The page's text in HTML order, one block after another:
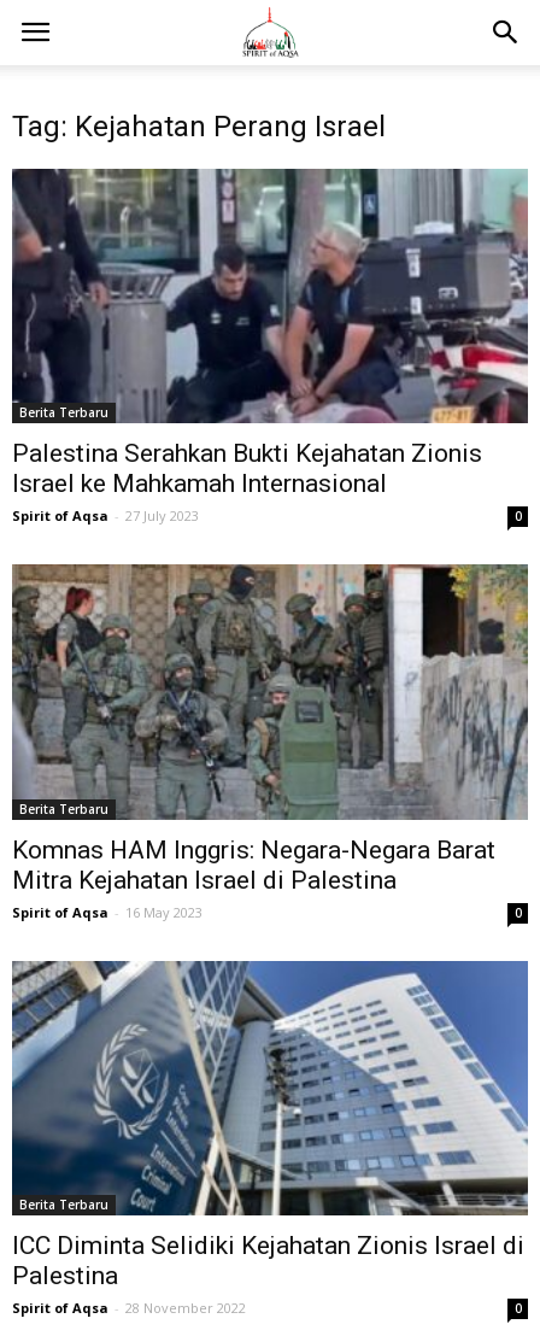
Tag: Kejahatan Perang Israel
Berita Terbaru
Palestina Serahkan Bukti Kejahatan Zionis
Israel ke Mahkamah Internasional
Spirit of Aqsa - 27 July 2023 0
Berita Terbaru
Komnas HAM Inggris: Negara-Negara Barat
Mitra Kejahatan Israel di Palestina
Spirit of Aqsa - 16 May 2023 0
Berita Terbaru
ICC Diminta Selidiki Kejahatan Zionis Israel di
Palestina
Spirit of Aqsa - 28 November 2022 0